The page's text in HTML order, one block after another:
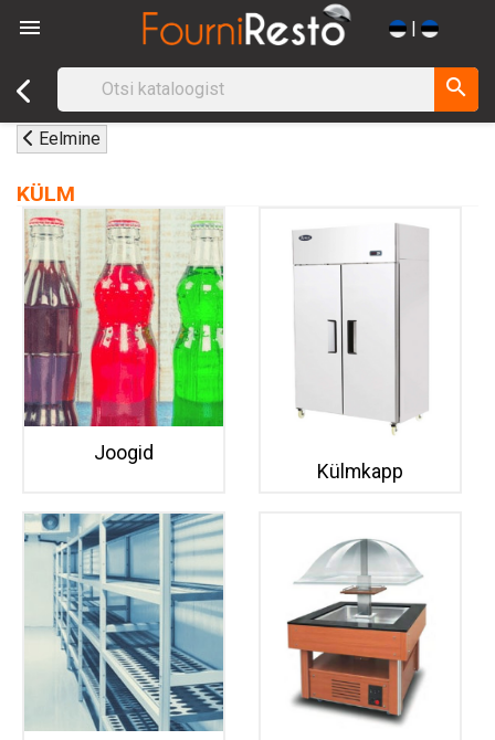
 |
search
Eelmine
KÜLM
Joogid
Külmkapp